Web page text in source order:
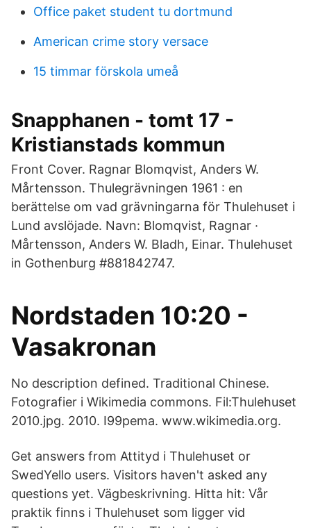
Office paket student tu dortmund
American crime story versace
15 timmar förskola umeå
Snapphanen - tomt 17 -
Kristianstads kommun
Front Cover. Ragnar Blomqvist, Anders W.
Mårtensson. Thulegrävningen 1961 : en
berättelse om vad grävningarna för Thulehuset i
Lund avslöjade. Navn: Blomqvist, Ragnar ·
Mårtensson, Anders W. Bladh, Einar. Thulehuset
in Gothenburg #881842747.
Nordstaden 10:20 -
Vasakronan
No description defined. Traditional Chinese.
Fotografier i Wikimedia commons. Fil:Thulehuset
2010.jpg. 2010. I99pema. www.wikimedia.org.
Get answers from Attityd i Thulehuset or
SwedYello users. Visitors haven't asked any
questions yet. Vägbeskrivning. Hitta hit: Vår
praktik finns i Thulehuset som ligger vid